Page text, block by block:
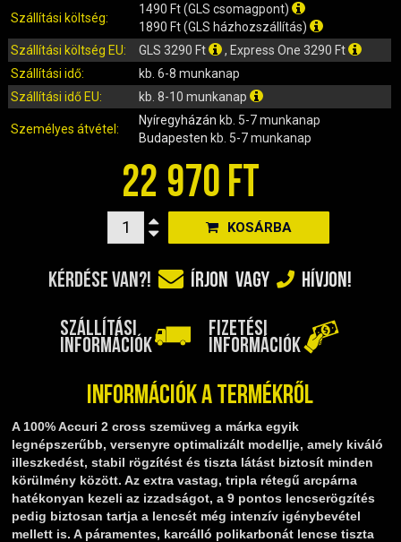
IZZÓ (ROBOGÓ, QUAD, MOTOR)
KARBURÁTOROK ÉS ALKATRÉSZEIK
KENŐANYAGOK, TISZTÍTÓK, ÁPOLÓK
KIEGÉSZÍTŐK
KILÓMÉTERÓRA ÉS ALKATRÉSZEI
KORMÁNY ÉS ALKATRÉSZEI
LÁMPÁK, BÚRÁK
MOTORBLOKK KOMPLETT
SZERSZÁMOK
RUHÁZAT, VÉDŐFELSZERELÉSEK
TELESZKÓP ÉS ALKATRÉSZEI
TÖMÍTÉSEK (ROBOGÓ, MOPED, QUAD)
TÜKRÖK (UNIVERZÁLIS)
VÁZ, FUTÓMŰ, SZILENT, SZTENDER
ZÁRAK, GYÚJTÁSKAPCSOLÓK
ÜZEMANYAG ELLÁTÓ RENDSZER
Szállítási költség:
1490 Ft (GLS csomagpont)
1890 Ft (GLS házhozszállítás)
Szállítási költség EU:
GLS 3290 Ft
, Express One 3290 Ft
Szállítási idő:
kb. 6-8 munkanap
Szállítási idő EU:
kb. 8-10 munkanap
Személyes átvétel:
Nyíregyházán kb. 5-7 munkanap
Budapesten kb. 5-7 munkanap
22 970 FT
KOSÁRBA
KÉRDÉSE VAN?! ÍRJON VAGY HÍVJON!
SZÁLLÍTÁSI
INFORMÁCIÓK
FIZETÉSI
INFORMÁCIÓK
Információk a termékről
A 100% Accuri 2 cross szemüveg a márka egyik
legnépszerűbb, versenyre optimalizált modellje, amely kiváló
illeszkedést, stabil rögzítést és tiszta látást biztosít minden
körülmény között. Az extra vastag, tripla rétegű arcpárna
hatékonyan kezeli az izzadságot, a 9 pontos lencserögzítés
pedig biztosan tartja a lencsét még intenzív igénybevétel
mellett is. A páramentes, karcálló polikarbonát lencse tiszta